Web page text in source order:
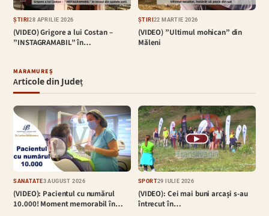
ȘTIRI28 APRILIE 2026
(VIDEO) Grigore a lui Costan –
”INSTAGRAMABIL” în…
ȘTIRI22 MARTIE 2026
(VIDEO) ”Ultimul mohican” din
Măleni
MARAMUREȘ
Articole din Județ
SĂNĂTATE3 AUGUST 2026
(VIDEO): Pacientul cu numărul
10.000! Moment memorabil în…
▶
SPORT29 IULIE 2026
(VIDEO): Cei mai buni arcași s-au
întrecut în…